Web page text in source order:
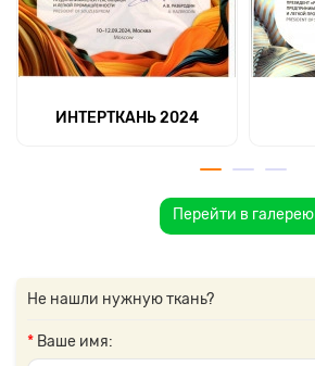
ИНТЕРТКАНЬ 2024
Перейти в галерею
Не нашли нужную ткань?
Ваше имя: